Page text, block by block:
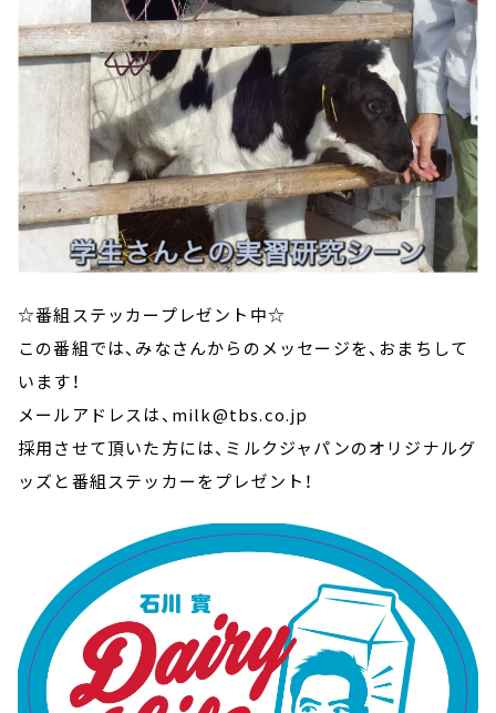
☆番組ステッカープレゼント中☆
この番組では、みなさんからのメッセージを、おまちして
います！
メールアドレスは、milk@tbs.co.jp
採用させて頂いた方には、ミルクジャパンのオリジナルグ
ッズと番組ステッカーをプレゼント！